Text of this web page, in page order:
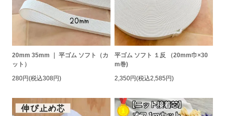
20mm 35mm ｜ 平ゴム ソフト（カ
ット）
280円(税込308円)
平ゴム ソフト １反 （20mm巾×30
m巻)
2,350円(税込2,585円)